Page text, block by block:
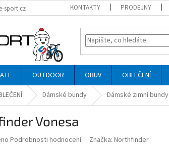
sport.cz KONTAKTY PRODEJNY
OUTDOOR OBUV OBLEČENÍ
Dámské bundy Dámské zimní bundy
Vonesa
Podrobnosti hodnocení Značka:Northfinder